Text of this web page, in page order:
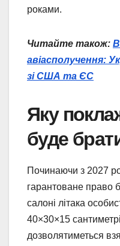
роками.
Читайте також:
авіасполучення:
зі США та ЄС
Яку
буде
Починаючи з 2027
гарантоване право
салоні літака
40×30×15
дозволятиметься